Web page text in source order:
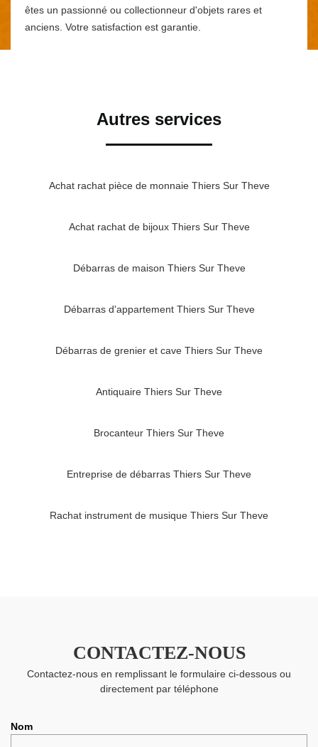
êtes un passionné ou collectionneur d'objets rares et
anciens. Votre satisfaction est garantie.
Autres services
Achat rachat pièce de monnaie Thiers Sur Theve
Achat rachat de bijoux Thiers Sur Theve
Débarras de maison Thiers Sur Theve
Débarras d'appartement Thiers Sur Theve
Débarras de grenier et cave Thiers Sur Theve
Antiquaire Thiers Sur Theve
Brocanteur Thiers Sur Theve
Entreprise de débarras Thiers Sur Theve
Rachat instrument de musique Thiers Sur Theve
CONTACTEZ-NOUS
Contactez-nous en remplissant le formulaire ci-dessous ou
directement par téléphone
Nom